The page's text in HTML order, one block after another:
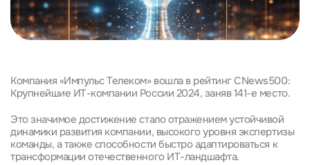
Компания «Импульс Телеком» вошла в рейтинг CNews500:
Крупнейшие ИТ-компании России 2024, заняв 141-е место.
Это значимое достижение стало отражением устойчивой
динамики развития компании, высокого уровня экспертизы
команды, а также способности быстро адаптироваться к
трансформации отечественного ИТ-ландшафта.